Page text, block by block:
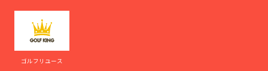
ゴルフリユース